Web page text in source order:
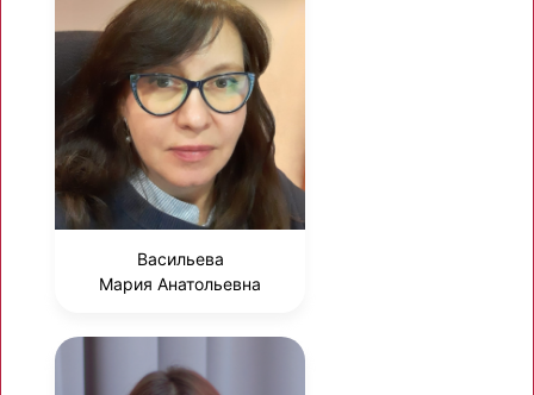
Васильева
Мария Анатольевна